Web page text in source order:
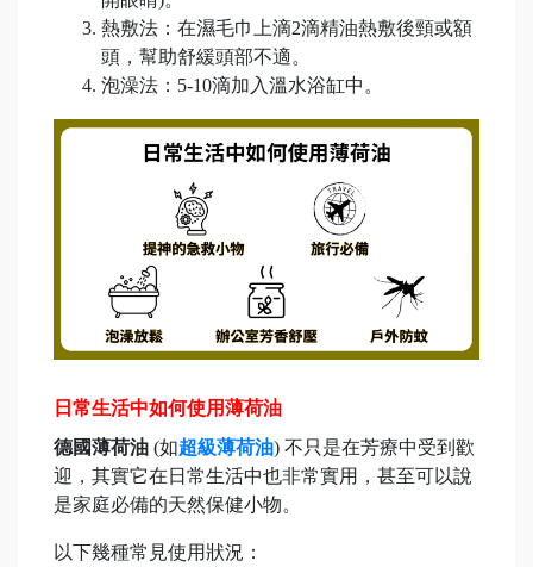
熱敷法：在濕毛巾上滴2滴精油熱敷後頸或額
頭，幫助舒緩頭部不適。
泡澡法：5-10滴加入溫水浴缸中。
日常生活中如何使用薄荷油
德國薄荷油 (如超級薄荷油) 不只是在芳療中受到歡
迎，其實它在日常生活中也非常實用，甚至可以說
是家庭必備的天然保健小物。
以下幾種常見使用狀況：